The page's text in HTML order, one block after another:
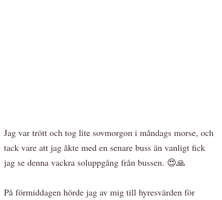
Jag var trött och tog lite sovmorgon i måndags morse, och
tack vare att jag åkte med en senare buss än vanligt fick
jag se denna vackra soluppgång från bussen. 😍🙏
På förmiddagen hörde jag av mig till hyresvärden för